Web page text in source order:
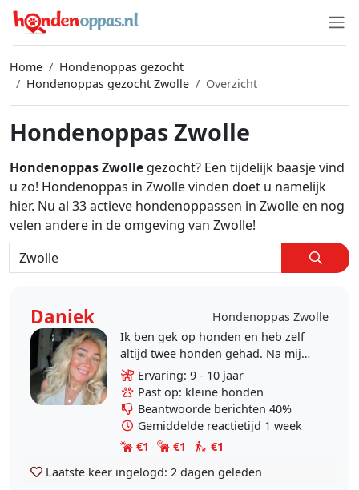
Home
Hondenoppas gezocht
Hondenoppas gezocht Zwolle
Overzicht
Hondenoppas Zwolle
Hondenoppas Zwolle gezocht? Een tijdelijk baasje vind
u zo! Hondenoppas in Zwolle vinden doet u namelijk
hier. Nu al 33 actieve hondenoppassen in Zwolle en nog
velen andere in de omgeving van Zwolle!
Daniek
Hondenoppas Zwolle
Ik ben gek op honden en heb zelf
altijd twee honden gehad. Na mijn
verhuizing en het overlijden van
mijn honden mis ik ze enorm, het
huis is ineens..
Ervaring: 9 - 10 jaar
Past op: kleine honden
Beantwoorde berichten 40%
Gemiddelde reactietijd 1 week
€1
€1
€1
Laatste keer ingelogd: 2 dagen geleden